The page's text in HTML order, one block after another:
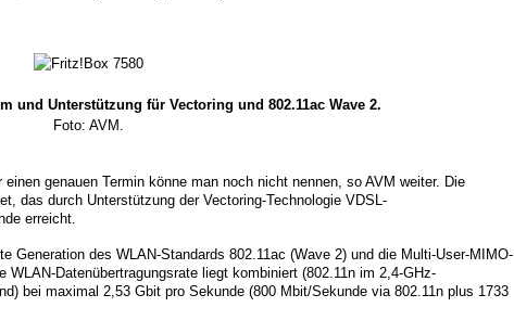
und Unterstützung für Vectoring und 802.11ac Wave 2.
Foto: AVM.
genauen Termin könne man noch nicht nennen, so AVM weiter. Die
das durch Unterstützung der Vectoring-Technologie VDSL-
erreicht.
Generation des WLAN-Standards 802.11ac (Wave 2) und die Multi-User-MIMO-
Datenübertragungsrate liegt kombiniert (802.11n im 2,4-GHz-
bei maximal 2,53 Gbit pro Sekunde (800 Mbit/Sekunde via 802.11n plus 1733